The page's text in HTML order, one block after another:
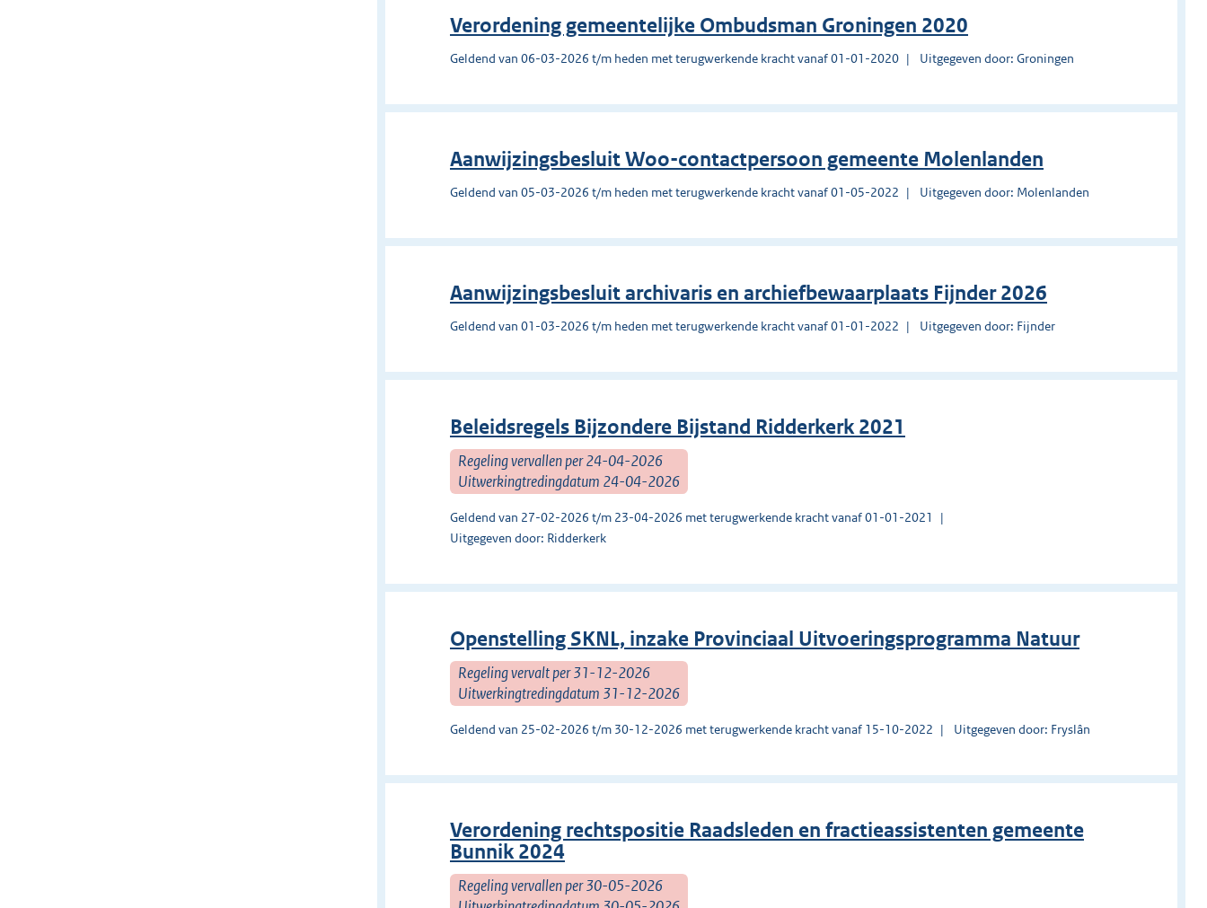
Verordening gemeentelijke Ombudsman Groningen 2020
Geldend van 06-03-2026 t/m heden met terugwerkende kracht vanaf 01-01-2020 Uitgegeven door: Groningen
Aanwijzingsbesluit Woo-contactpersoon gemeente Molenlanden
Geldend van 05-03-2026 t/m heden met terugwerkende kracht vanaf 01-05-2022 Uitgegeven door: Molenlanden
Aanwijzingsbesluit archivaris en archiefbewaarplaats Fijnder 2026
Geldend van 01-03-2026 t/m heden met terugwerkende kracht vanaf 01-01-2022 Uitgegeven door: Fijnder
Beleidsregels Bijzondere Bijstand Ridderkerk 2021
Regeling vervallen per 24-04-2026
Uitwerkingtredingdatum 24-04-2026
Geldend van 27-02-2026 t/m 23-04-2026 met terugwerkende kracht vanaf 01-01-2021
Uitgegeven door: Ridderkerk
Openstelling SKNL, inzake Provinciaal Uitvoeringsprogramma Natuur
Regeling vervalt per 31-12-2026
Uitwerkingtredingdatum 31-12-2026
Geldend van 25-02-2026 t/m 30-12-2026 met terugwerkende kracht vanaf 15-10-2022 Uitgegeven door: Fryslân
Verordening rechtspositie Raadsleden en fractieassistenten gemeente
Bunnik 2024
Regeling vervallen per 30-05-2026